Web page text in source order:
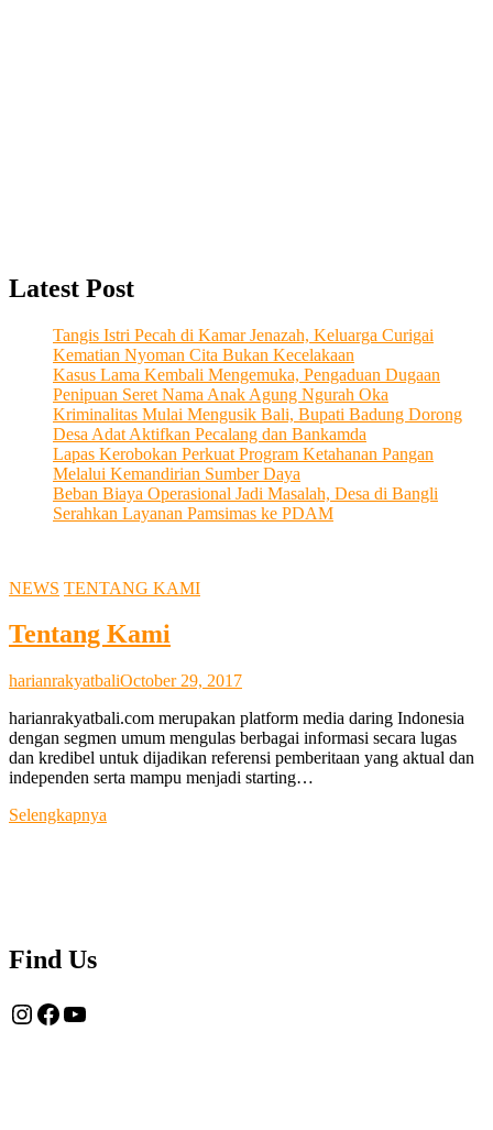
Latest Post
Tangis Istri Pecah di Kamar Jenazah, Keluarga Curigai
Kematian Nyoman Cita Bukan Kecelakaan
Kasus Lama Kembali Mengemuka, Pengaduan Dugaan
Penipuan Seret Nama Anak Agung Ngurah Oka
Kriminalitas Mulai Mengusik Bali, Bupati Badung Dorong
Desa Adat Aktifkan Pecalang dan Bankamda
Lapas Kerobokan Perkuat Program Ketahanan Pangan
Melalui Kemandirian Sumber Daya
Beban Biaya Operasional Jadi Masalah, Desa di Bangli
Serahkan Layanan Pamsimas ke PDAM
NEWS TENTANG KAMI
Tentang Kami
harianrakyatbaliOctober 29, 2017
harianrakyatbali.com merupakan platform media daring Indonesia
dengan segmen umum mengulas berbagai informasi secara lugas
dan kredibel untuk dijadikan referensi pemberitaan yang aktual dan
independen serta mampu menjadi starting…
Selengkapnya
Find Us
Instagram
Facebook
YouTube